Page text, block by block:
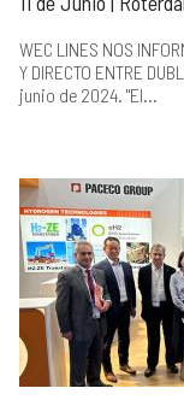
WEC LINES NOS
Y DIRECTO ENTRE
junio de 2024. "El...